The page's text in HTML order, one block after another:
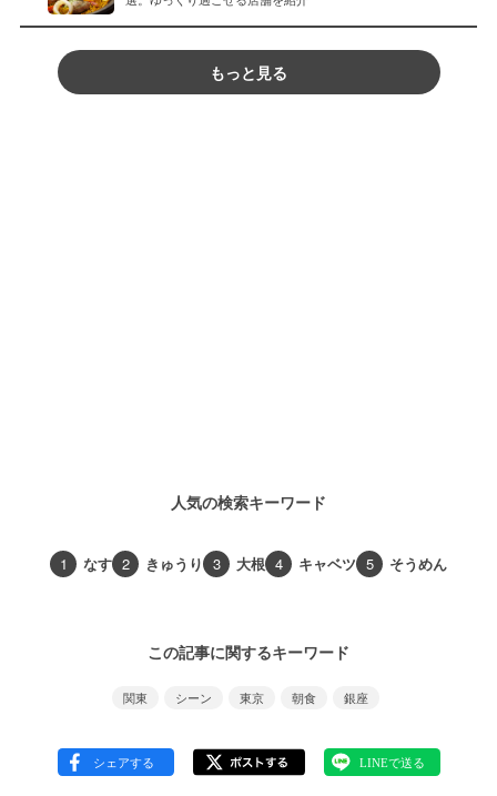
もっと見る
人気の検索キーワード
1 なす 2 きゅうり 3 大根 4 キャベツ 5 そうめん
この記事に関するキーワード
関東 シーン 東京 朝食 銀座